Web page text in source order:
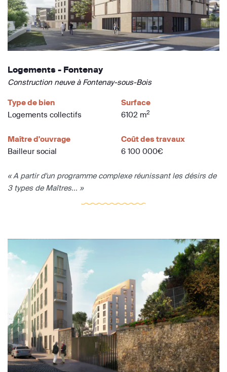
Logements - Fontenay
Construction neuve à Fontenay-sous-Bois
Type de bien
Logements collectifs
Surface
6102 m2
Maître d'ouvrage
Bailleur social
Coût des travaux
6 100 000€
« A partir d'un programme complexe réunissant les désirs de
3 types de Maîtres... »